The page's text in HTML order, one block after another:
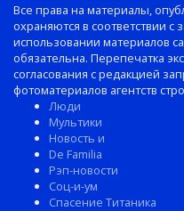
Все права на материалы,
охраняются в соответствии
использовании материалов
обязательна. Перепечатка
согласования с редакцией
фотоматериалов агентств
Люди
Мультики
Новость и
De Familia
Рэп-новости
Соц-и-ум
Спасение Титаника